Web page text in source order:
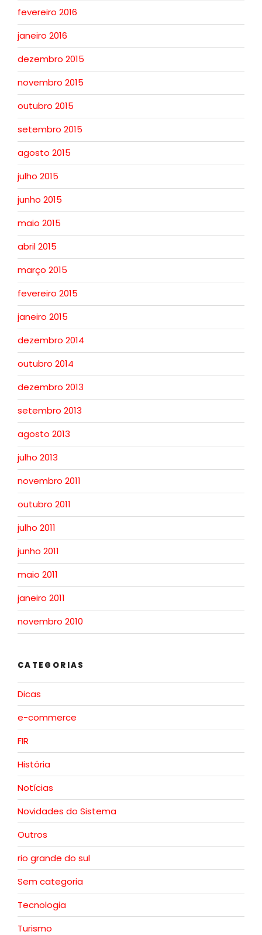
fevereiro 2016
janeiro 2016
dezembro 2015
novembro 2015
outubro 2015
setembro 2015
agosto 2015
julho 2015
junho 2015
maio 2015
abril 2015
março 2015
fevereiro 2015
janeiro 2015
dezembro 2014
outubro 2014
dezembro 2013
setembro 2013
agosto 2013
julho 2013
novembro 2011
outubro 2011
julho 2011
junho 2011
maio 2011
janeiro 2011
novembro 2010
CATEGORIAS
Dicas
e-commerce
FIR
História
Notícias
Novidades do Sistema
Outros
rio grande do sul
Sem categoria
Tecnologia
Turismo